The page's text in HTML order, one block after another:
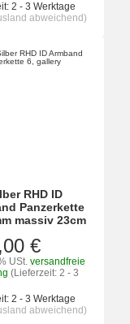
2 - 3 Werktage
abweichend)
RHD ID
Panzerkette
massiv 23cm
€
USt. versandfreie
(Lieferzeit: 2 - 3
2 - 3 Werktage
abweichend)